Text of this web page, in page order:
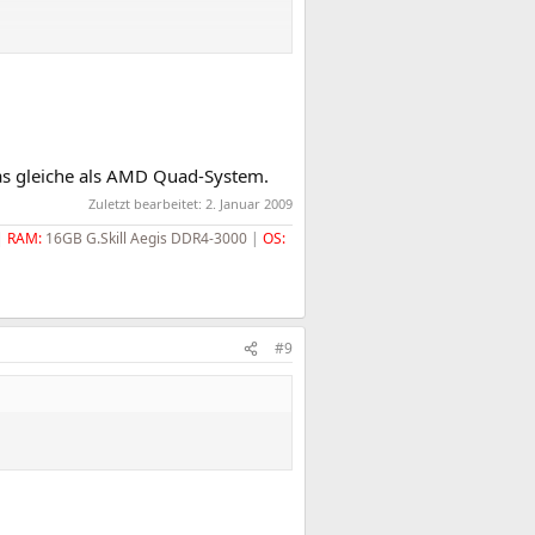
gleiche als AMD Quad-System.
Zuletzt bearbeitet: 2. Januar 2009
RAM: 16GB G.Skill Aegis DDR4-3000 | OS:
#9